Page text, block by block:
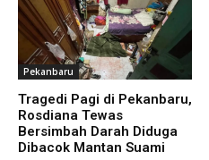
Pekanbaru
Tragedi Pagi di Pekanbaru,
Rosdiana Tewas
Bersimbah Darah Diduga
Dibacok Mantan Suami